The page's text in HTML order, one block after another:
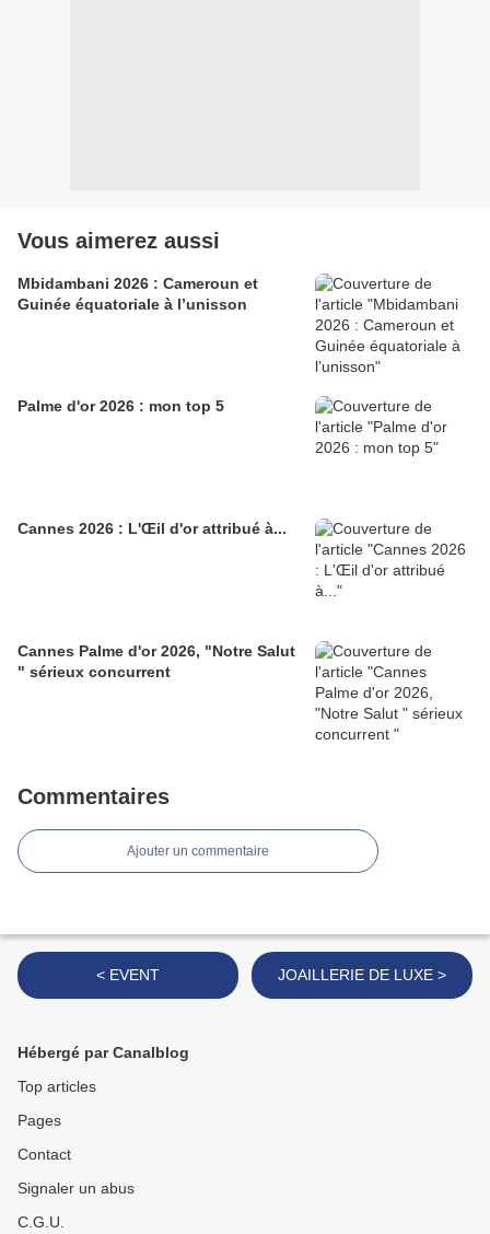
Vous aimerez aussi
Mbidambani 2026 : Cameroun et
Guinée équatoriale à l’unisson
Palme d'or 2026 : mon top 5
Cannes 2026 : L'Œil d'or attribué à...
Cannes Palme d'or 2026, "Notre Salut
" sérieux concurrent
Commentaires
Ajouter un commentaire
< EVENT JOAILLERIE DE LUXE >
Hébergé par Canalblog
Top articles
Pages
Contact
Signaler un abus
C.G.U.